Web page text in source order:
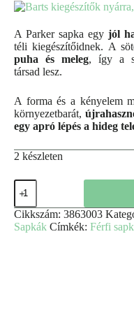
A Parker sapka egy jól
téli kiegészítőidnek. A
puha és meleg, így a
társad lesz.
A forma és a kényelem
környezetbarát,
egy apró lépés a hideg
2 készleten
Cikkszám: 3863003
Sapkák Címkék: Férfi